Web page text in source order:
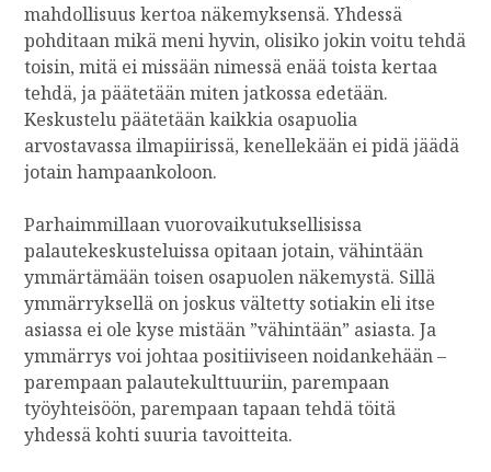
mahdollisuus kertoa näkemyksensä. Yhdessä
pohditaan mikä meni hyvin, olisiko jokin voitu tehdä
toisin, mitä ei missään nimessä enää toista kertaa
tehdä, ja päätetään miten jatkossa edetään.
Keskustelu päätetään kaikkia osapuolia
arvostavassa ilmapiirissä, kenellekään ei pidä jäädä
jotain hampaankoloon.
Parhaimmillaan vuorovaikutuksellisissa
palautekeskusteluissa opitaan jotain, vähintään
ymmärtämään toisen osapuolen näkemystä. Sillä
ymmärryksellä on joskus vältetty sotiakin eli itse
asiassa ei ole kyse mistään ”vähintään” asiasta. Ja
ymmärrys voi johtaa positiiviseen noidankehään –
parempaan palautekulttuuriin, parempaan
työyhteisöön, parempaan tapaan tehdä töitä
yhdessä kohti suuria tavoitteita.